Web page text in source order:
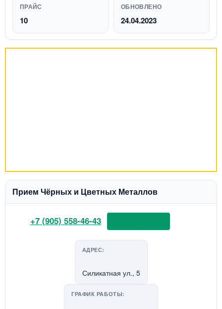
ПРАЙС
10
ОБНОВЛЕНО
24.04.2023
Прием Чёрных и Цветных Металлов
+7 (905) 558-46-43
АДРЕС:
Силикатная ул., 5
ГРАФИК РАБОТЫ: